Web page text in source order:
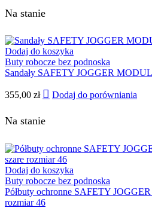
Na stanie
Dodaj do koszyka
Buty robocze bez podnoska
Sandały SAFETY JOGGER
355,00 zł Dodaj do porówniania
Na stanie
Dodaj do koszyka
Buty robocze bez podnoska
Półbuty ochronne SAFETY
rozmiar 46